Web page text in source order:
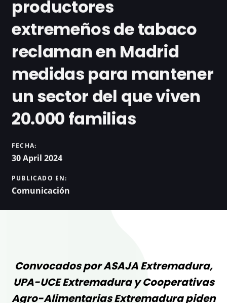
productores
extremeños de tabaco
reclaman en Madrid
medidas para mantener
un sector del que viven
20.000 familias
FECHA:
30 April 2024
PUBLICADO EN:
Comunicación
Convocados por ASAJA Extremadura,
UPA-UCE Extremadura y Cooperativas
Agro-Alimentarias Extremadura piden